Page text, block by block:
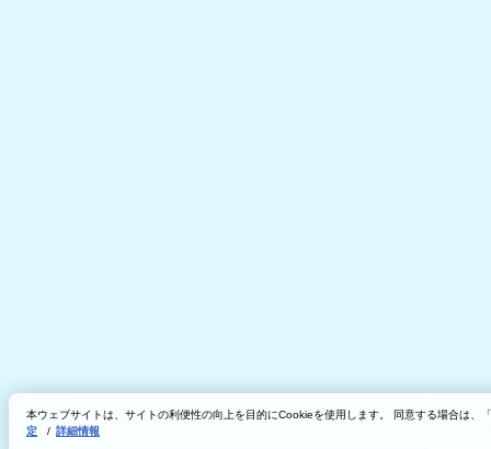
本ウェブサイトは、サイトの利便性の向上を目的にCookieを使用します。 同意する場合は、
定 / 詳細情報